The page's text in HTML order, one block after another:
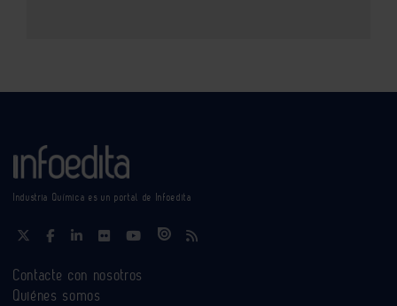
Industria Química es un portal de Infoedita
Contacte con nosotros
Quiénes somos